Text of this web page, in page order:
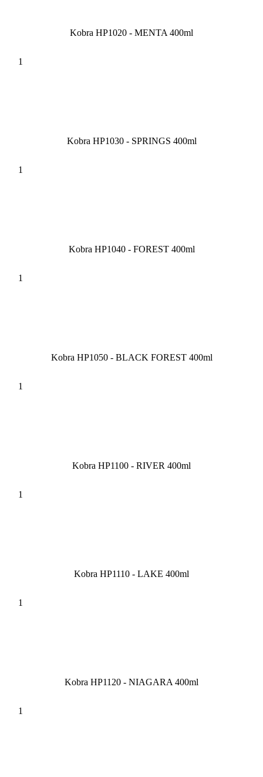
Kobra HP1020 - MENTA 400ml
Kobra HP1030 - SPRINGS 400ml
Kobra HP1040 - FOREST 400ml
Kobra HP1050 - BLACK FOREST 400ml
Kobra HP1100 - RIVER 400ml
Kobra HP1110 - LAKE 400ml
Kobra HP1120 - NIAGARA 400ml